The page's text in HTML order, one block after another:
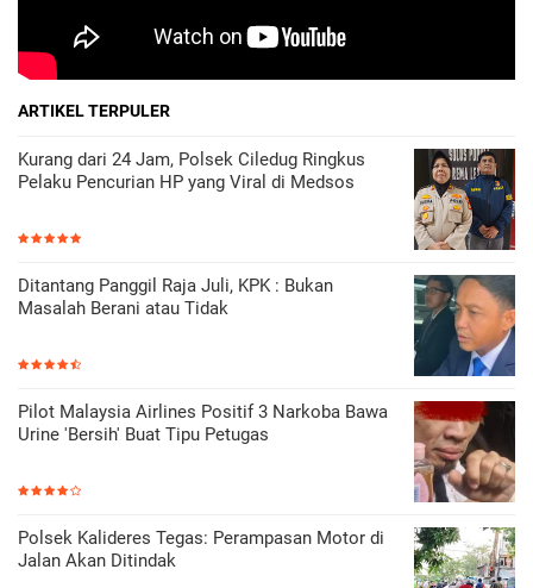
ARTIKEL TERPULER
Kurang dari 24 Jam, Polsek Ciledug Ringkus
Pelaku Pencurian HP yang Viral di Medsos
Ditantang Panggil Raja Juli, KPK : Bukan
Masalah Berani atau Tidak
Pilot Malaysia Airlines Positif 3 Narkoba Bawa
Urine 'Bersih' Buat Tipu Petugas
Polsek Kalideres Tegas: Perampasan Motor di
Jalan Akan Ditindak